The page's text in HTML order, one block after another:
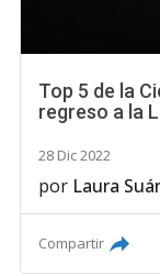
Top 5 de la
regreso a la
28 Dic 2022
por Laura
Compartir